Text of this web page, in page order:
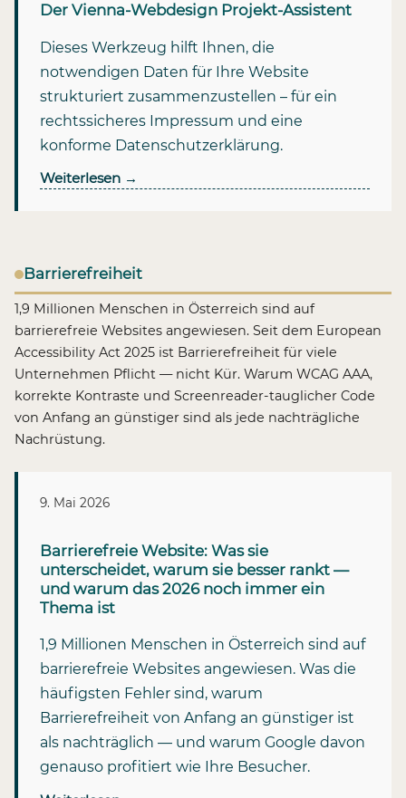
Der Vienna-Webdesign Projekt-Assistent
Dieses Werkzeug hilft Ihnen, die
notwendigen Daten für Ihre Website
strukturiert zusammenzustellen – für ein
rechtssicheres Impressum und eine
konforme Datenschutzerklärung.
Weiterlesen →
Barrierefreiheit
1,9 Millionen Menschen in Österreich sind auf
barrierefreie Websites angewiesen. Seit dem European
Accessibility Act 2025 ist Barrierefreiheit für viele
Unternehmen Pflicht — nicht Kür. Warum WCAG AAA,
korrekte Kontraste und Screenreader-tauglicher Code
von Anfang an günstiger sind als jede nachträgliche
Nachrüstung.
9. Mai 2026
Barrierefreie Website: Was sie
unterscheidet, warum sie besser rankt —
und warum das 2026 noch immer ein
Thema ist
1,9 Millionen Menschen in Österreich sind auf
barrierefreie Websites angewiesen. Was die
häufigsten Fehler sind, warum
Barrierefreiheit von Anfang an günstiger ist
als nachträglich — und warum Google davon
genauso profitiert wie Ihre Besucher.